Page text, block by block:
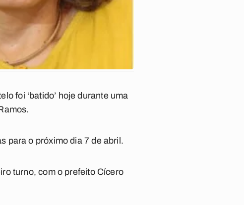
foi ‘batido’ hoje durante uma
para o próximo dia 7 de abril.
turno, com o prefeito Cícero